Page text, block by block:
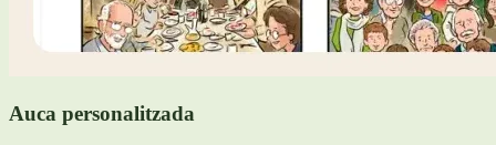
Auca personalitzada